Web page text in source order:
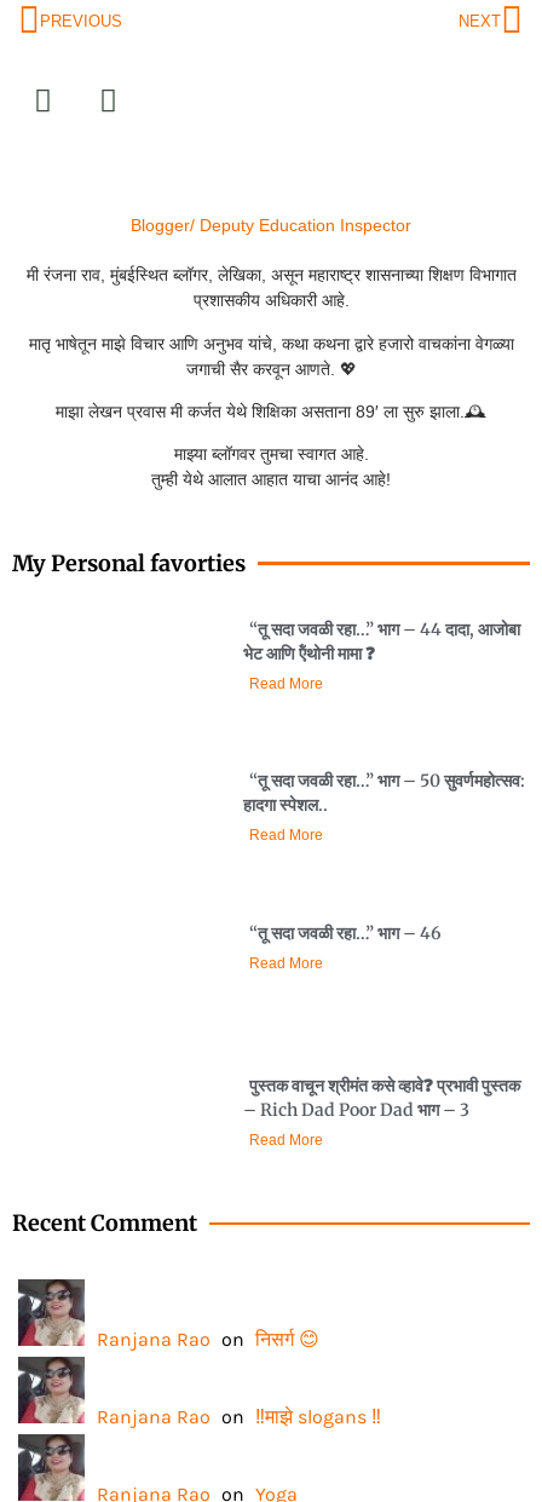
PREVIOUS NEXT
Blogger/ Deputy Education Inspector
मी रंजना राव, मुंबईस्थित ब्लॉगर, लेखिका, असून महाराष्ट्र शासनाच्या शिक्षण विभागात
प्रशासकीय अधिकारी आहे.
मातृ भाषेतून माझे विचार आणि अनुभव यांचे, कथा कथना द्वारे हजारो वाचकांना वेगळ्या
जगाची सैर करवून आणते. 💖
माझा लेखन प्रवास मी कर्जत येथे शिक्षिका असताना 89′ ला सुरु झाला.🕰️
माझ्या ब्लॉगवर तुमचा स्वागत आहे.
तुम्ही येथे आलात आहात याचा आनंद आहे!
My Personal favorties
“तू सदा जवळी रहा…” भाग – 44 दादा, आजोबा
भेट आणि ऍंथोनी मामा ❓️
Read More
“तू सदा जवळी रहा…” भाग – 50 सुवर्णमहोत्सव:
हादगा स्पेशल..
Read More
“तू सदा जवळी रहा…” भाग – 46
Read More
पुस्तक वाचून श्रीमंत कसे व्हावे❓️ प्रभावी पुस्तक
– Rich Dad Poor Dad भाग – 3
Read More
Recent Comment
Ranjana Rao on निसर्ग 😊
Ranjana Rao on ‼️माझे slogans ‼️
Ranjana Rao on Yoga